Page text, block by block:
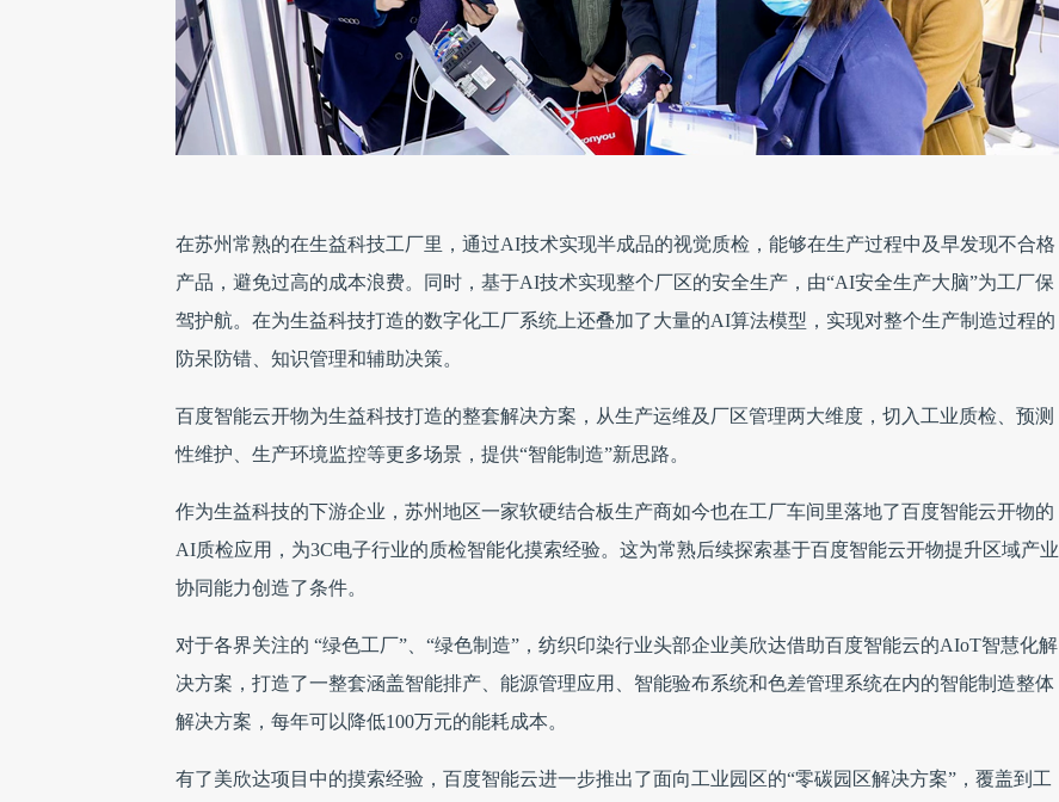
在苏州常熟的在生益科技工厂里，通过AI技术实现半成品的视觉质检，能够在生产过程中及早发现不合格
产品，避免过高的成本浪费。同时，基于AI技术实现整个厂区的安全生产，由“AI安全生产大脑”为工厂保
驾护航。在为生益科技打造的数字化工厂系统上还叠加了大量的AI算法模型，实现对整个生产制造过程的
防呆防错、知识管理和辅助决策。
百度智能云开物为生益科技打造的整套解决方案，从生产运维及厂区管理两大维度，切入工业质检、预测
性维护、生产环境监控等更多场景，提供“智能制造”新思路。
作为生益科技的下游企业，苏州地区一家软硬结合板生产商如今也在工厂车间里落地了百度智能云开物的
AI质检应用，为3C电子行业的质检智能化摸索经验。这为常熟后续探索基于百度智能云开物提升区域产业
协同能力创造了条件。
对于各界关注的 “绿色工厂”、“绿色制造”，纺织印染行业头部企业美欣达借助百度智能云的AIoT智慧化解
决方案，打造了一整套涵盖智能排产、能源管理应用、智能验布系统和色差管理系统在内的智能制造整体
解决方案，每年可以降低100万元的能耗成本。
有了美欣达项目中的摸索经验，百度智能云进一步推出了面向工业园区的“零碳园区解决方案”，覆盖到工